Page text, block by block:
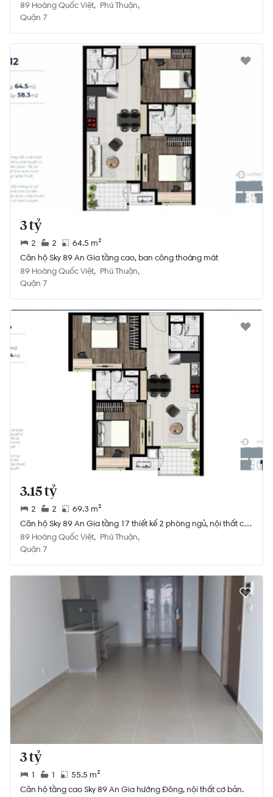
89 Hoàng Quốc Việt
Phú Thuận
Quận 7
3 tỷ
2 2
64.5 m²
Căn hộ Sky 89 An Gia tầng cao, ban công thoáng mát
89 Hoàng Quốc Việt
Phú Thuận
Quận 7
3.15 tỷ
2 2
69.3 m²
Căn hộ Sky 89 An Gia tầng 17 thiết kế 2 phòng ngủ, nội thất cơ
bản.
89 Hoàng Quốc Việt
Phú Thuận
Quận 7
3 tỷ
1 1
55.5 m²
Căn hộ tầng cao Sky 89 An Gia hướng Đông, nội thất cơ bản.